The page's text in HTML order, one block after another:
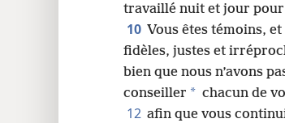
travaillé nuit et jour pour
10 Vous êtes témoins,
fidèles, justes et
bien que nous n’avons
conseiller * chacun de
12 afin que vous